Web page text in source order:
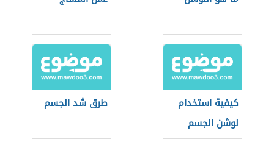
كيفية استخدام
لوشن الجسم
طرق شد الجسم